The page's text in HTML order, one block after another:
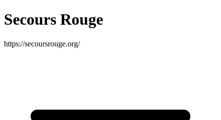
Secours Rouge
https://secoursrouge.org/